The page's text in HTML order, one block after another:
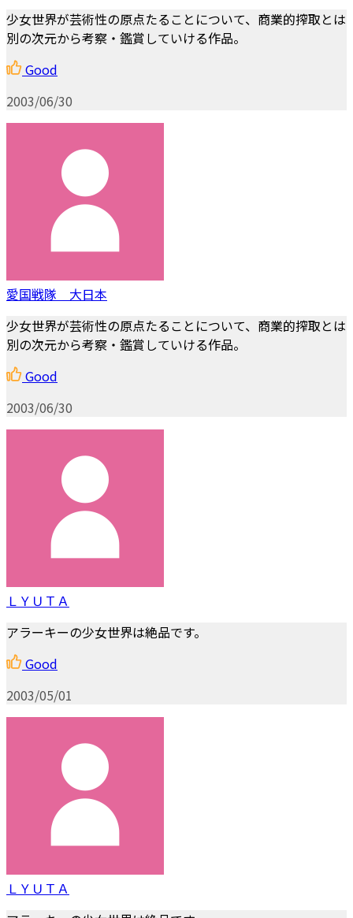
少女世界が芸術性の原点たることについて、商業的搾取とは
別の次元から考察・鑑賞していける作品。
Good
2003/06/30
愛国戦隊 大日本
少女世界が芸術性の原点たることについて、商業的搾取とは
別の次元から考察・鑑賞していける作品。
Good
2003/06/30
ＬＹＵＴＡ
アラーキーの少女世界は絶品です。
Good
2003/05/01
ＬＹＵＴＡ